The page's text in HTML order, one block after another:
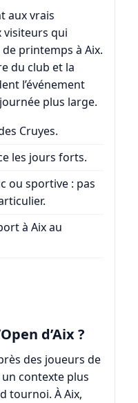
aux vrais
visiteurs qui
printemps à Aix.
du club et la
l’événement
plus large.
Cruyes.
les jours forts.
ou sportive : pas
à Aix au
d’Aix ?
des joueurs de
contexte plus
tournoi. À Aix,